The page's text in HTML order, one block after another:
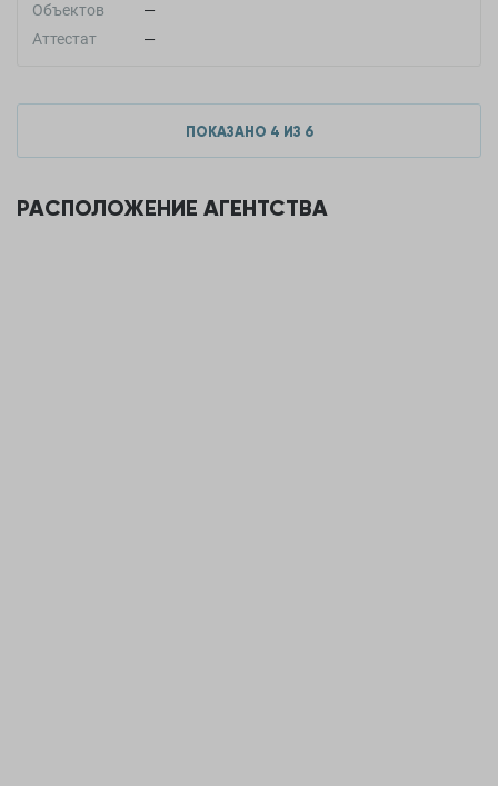
Объектов
—
Аттестат
—
ПОКАЗАНО 4 ИЗ 6
РАСПОЛОЖЕНИЕ АГЕНТСТВА